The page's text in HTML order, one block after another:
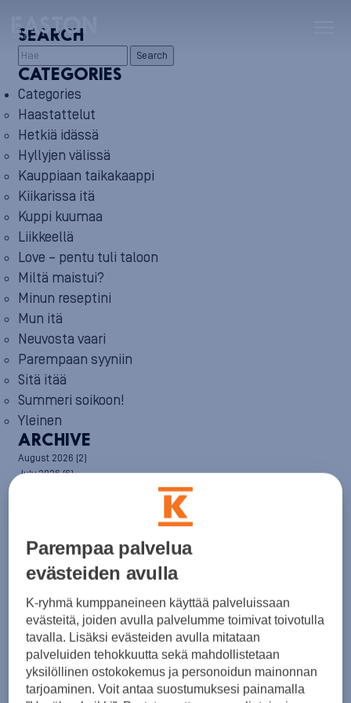
SEARCH
Search
CATEGORIES
Categories
Haastattelut
Hetkiä idässä
Hyllyjen välissä
Kauppiaan taikakaappi
Kiikarissa itä
Kuppi kuumaa
Liikkeellä
Love – pentu tuli taloon
Miltä maistui?
Minun reseptini
Mun itä
Neuvosta vaari
Parempaan syyniin
Sitä itää
Summeri soikoon!
Yleinen
ARCHIVE
August 2026 (2)
July 2026(6)
February 2026 (5)
January 2026(6)
December 2025 (8)
November 2025(7)
October 2025
(8)
September 2025(5)
August 2025 (6)
July 2025(7)
June 2025(7)
May 2025(6)
Parempaa palvelua
evästeiden avulla
K-ryhmä kumppaneineen käyttää palveluissaan
evästeitä, joiden avulla palvelumme toimivat toivotulla
tavalla. Lisäksi evästeiden avulla mitataan
palveluiden tehokkuutta sekä mahdollistetaan
yksilöllinen ostokokemus ja personoidun mainonnan
tarjoaminen. Voit antaa suostumuksesi painamalla